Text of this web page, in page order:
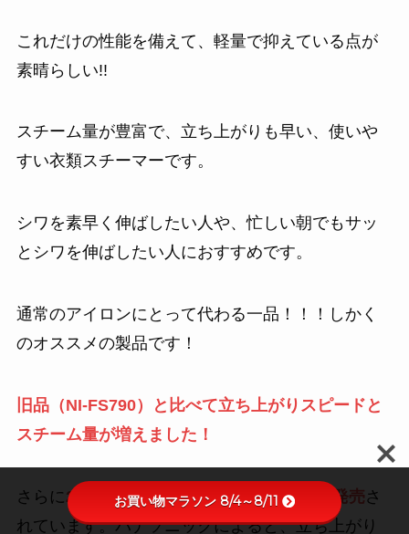
これだけの性能を備えて、軽量で抑えている点が
素晴らしい!!
スチーム量が豊富で、立ち上がりも早い、使いや
すい衣類スチーマーです。
シワを素早く伸ばしたい人や、忙しい朝でもサッ
とシワを伸ばしたい人におすすめです。
通常のアイロンにとって代わる一品！！！しかく
のオススメの製品です！
旧品（NI-FS790）と比べて立ち上がりスピードと
スチーム量が増えました！
さらに 2026年3月には最新型のNI-FS70Cが発売 さ
れています。パナソニックによると、立ち上がり
お買い物マラソン 8/4～8/11